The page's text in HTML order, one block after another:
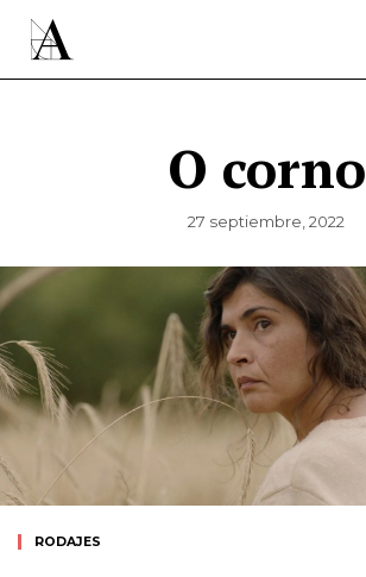
O corno
27 septiembre, 2022
RODAJES
ÚNETE A LA ACADEMIA DE CINE